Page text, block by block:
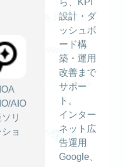
AIO
リ
ショ
ら、KPI
設計・ダ
ッシュボ
ード構
築・運用
改善まで
サポー
ト。
インター
ネット広
告運用
Google、
収益拡大を目指した
検討中のWebマーケ
ジ最適化）にお悩み
ナーで学べ